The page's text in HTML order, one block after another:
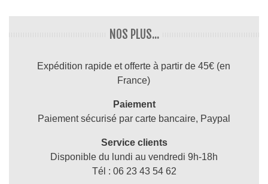
NOS PLUS...
Expédition rapide et offerte à partir de 45€ (en
France)
Paiement
Paiement sécurisé par carte bancaire, Paypal
Service clients
Disponible du lundi au vendredi 9h-18h
Tél : 06 23 43 54 62